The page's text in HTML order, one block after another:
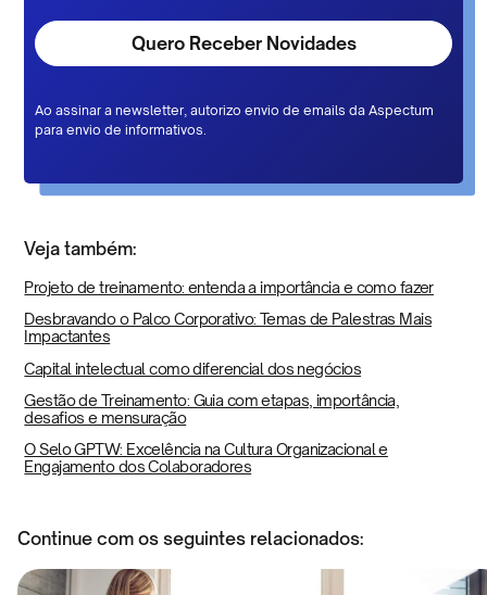
Ao assinar a newsletter, autorizo envio de emails da Aspectum
para envio de informativos.
Veja também:
Projeto de treinamento: entenda a importância e como fazer
Desbravando o Palco Corporativo: Temas de Palestras Mais
Impactantes
Capital intelectual como diferencial dos negócios
Gestão de Treinamento: Guia com etapas, importância,
desafios e mensuração
O Selo GPTW: Excelência na Cultura Organizacional e
Engajamento dos Colaboradores
Continue com os seguintes relacionados: